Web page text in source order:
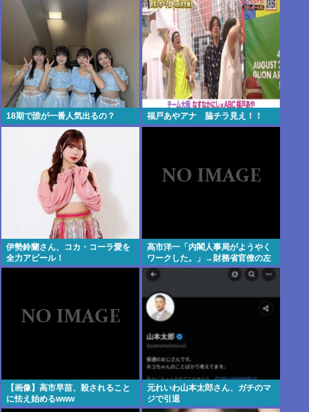
18期で誰が一番人気出るの？ 福戸あやアナ 脇チラ見え！！
伊勢鈴蘭さん、コカ・コーラ愛を
全力アピール！
高市洋一「内閣人事局がようやく
ワークした。」→財務省官僚の左
遷記事を喜んでポスト
【画像】高市早苗、殺されること
に怯え始めるwww
元れいわ山本太郎さん、ガチのマ
ジで引退